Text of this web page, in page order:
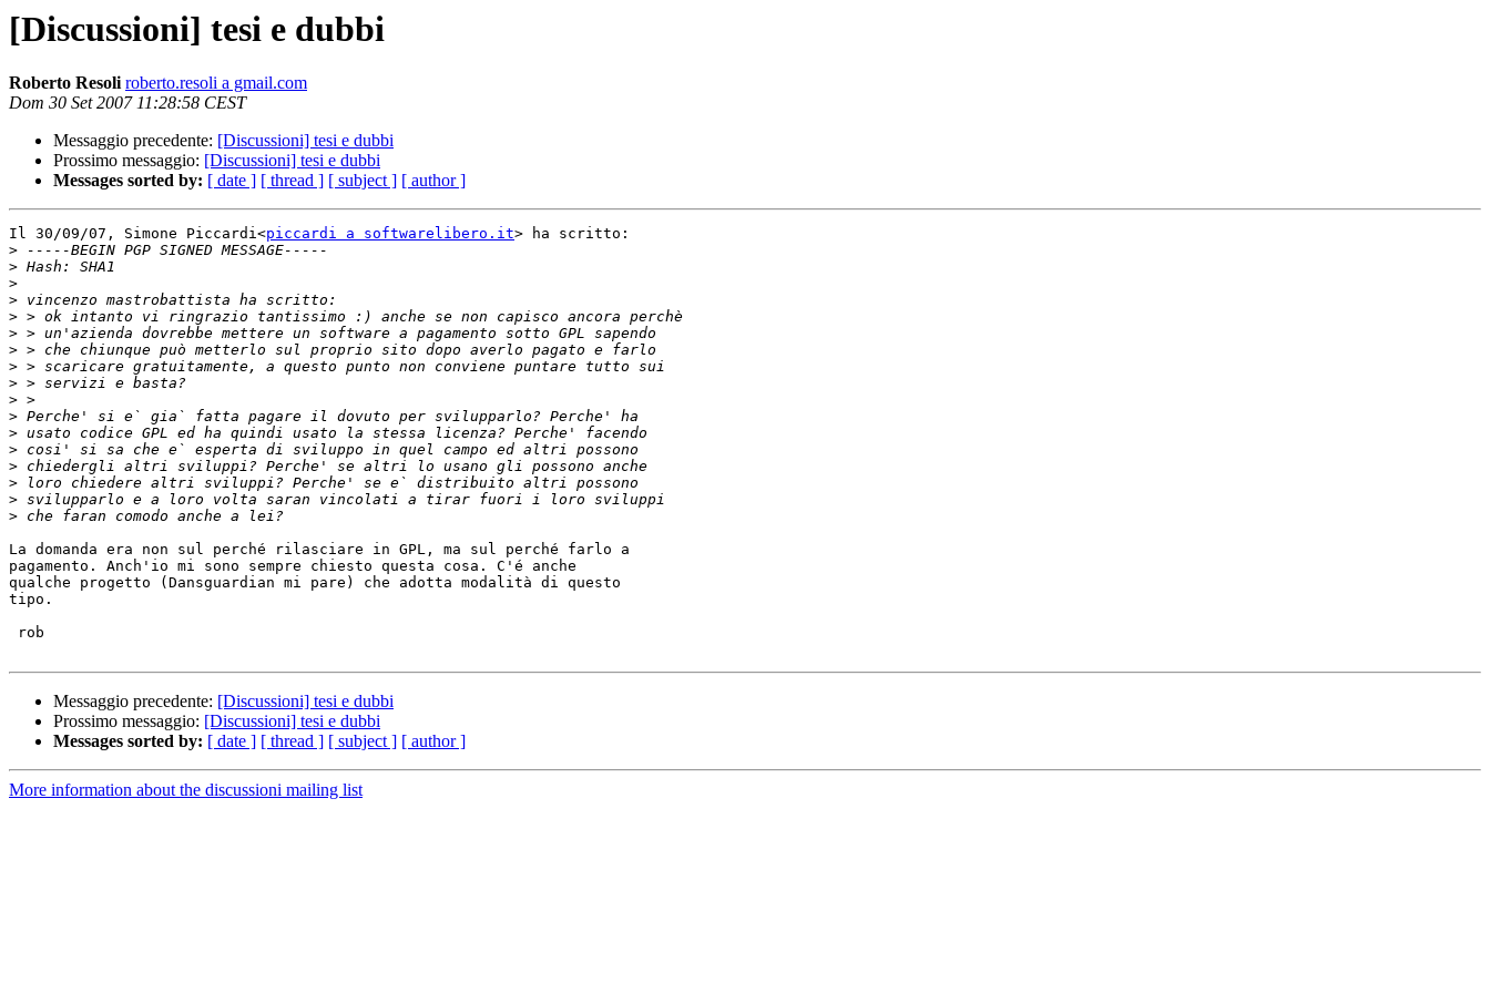
[Discussioni] tesi e dubbi
Roberto Resoli roberto.resoli a gmail.com
Dom 30 Set 2007 11:28:58 CEST
Messaggio precedente: [Discussioni] tesi e dubbi
Prossimo messaggio: [Discussioni] tesi e dubbi
Messages sorted by: [ date ] [ thread ] [ subject ] [ author ]
Il 30/09/07, Simone Piccardi<piccardi a softwarelibero.it> ha scritto:
>
>
>
>
>
>
>
>
>
>
>
>
>
>
>
>
>
La domanda era non sul perché rilasciare in GPL, ma sul perché farlo a
pagamento. Anch'io mi sono sempre chiesto questa cosa. C'é anche
qualche progetto (Dansguardian mi pare) che adotta modalità di questo
tipo.
Messaggio precedente: [Discussioni] tesi e dubbi
Prossimo messaggio: [Discussioni] tesi e dubbi
Messages sorted by: [ date ] [ thread ] [ subject ] [ author ]
More information about the discussioni mailing list